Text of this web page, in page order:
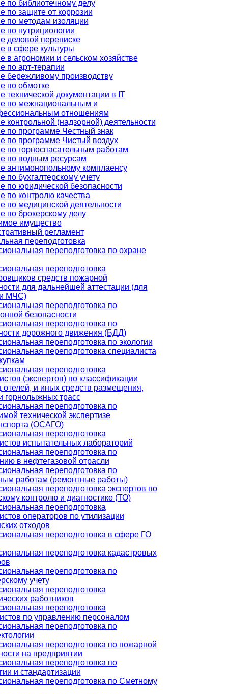
по библиотечному делу
по защите от коррозии
по методам изоляции
по нутрициологии
деловой переписке
в сфере культуры
в агрономии и сельском хозяйстве
по арт-терапии
бережливому производству
по обмотке
технической документации в IT
по межнациональным и
отношениям
контрольной (надзорной) деятельности
по программе Честный знак
по программе Чистый воздух
по горноспасательным работам
по водным ресурсам
антимонопольному комплаенсу
по бухгалтерскому учету
по юридической безопасности
по контролю качества
по медицинской деятельности
по брокерскому делу
имущество
регламент
переподготовка
переподготовка по охране
переподготовка
средств пожарной
для дальнейшей аттестации (для
МЧС)
переподготовка по
безопасности
переподготовка по
дорожного движения (БДД)
переподготовка по экологии
переподготовка специалиста
переподготовка
(экспертов) по классификации
отелей, и иных средств размещения,
горнолыжных трасс
переподготовка по
технической экспертизе
(ОСАГО)
переподготовка
испытательных лабораторий
переподготовка по
в нефтегазовой отрасли
переподготовка по
работам (ремонтные работы)
переподготовка экспертов по
контролю и диагностике (ТО)
переподготовка
операторов по утилизации
отходов
переподготовка в сфере ГО
переподготовка кадастровых
переподготовка по
учету
переподготовка
работников
переподготовка
по управлению персоналом
переподготовка по
переподготовка по пожарной
на предприятии
переподготовка по
и стандартизации
переподготовка по Сметному